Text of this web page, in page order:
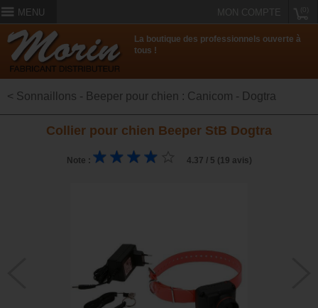
MENU MON COMPTE
La boutique des professionnels ouverte à
tous !
< Sonnaillons - Beeper pour chien : Canicom - Dogtra
Collier pour chien Beeper StB Dogtra
Note : 4.37 / 5 (19 avis)